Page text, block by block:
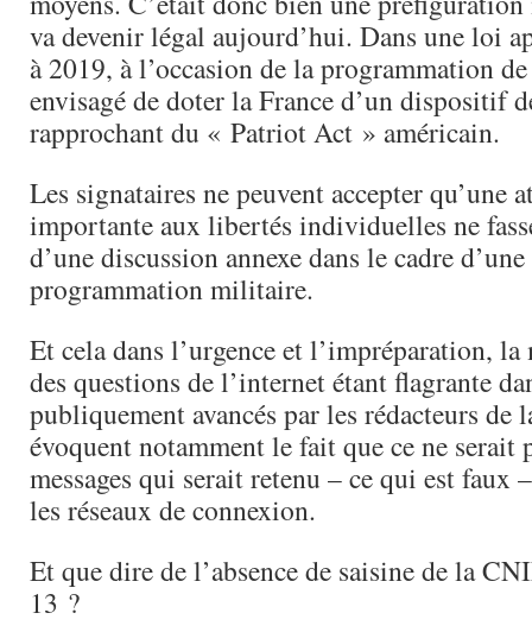
va devenir légal aujourd’hui. Dans une loi
à 2019, à l’occasion de la programmation
envisagé de doter la France d’un dispositif
rapprochant du « Patriot Act » américain.
Les signataires ne peuvent accepter qu’une
importante aux libertés individuelles ne
d’une discussion annexe dans le cadre
programmation militaire.
Et cela dans l’urgence et l’impréparation, la
des questions de l’internet étant flagrante
publiquement avancés par les rédacteurs de
évoquent notamment le fait que ce ne serait
messages qui serait retenu – ce qui est faux
les réseaux de connexion.
Et que dire de l’absence de saisine de la
13 ?